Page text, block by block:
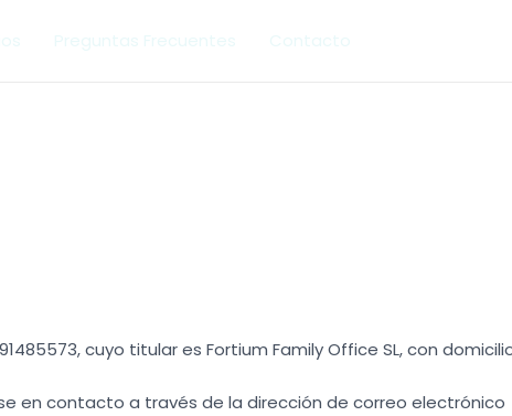
cuyo titular es Fortium Family Office SL, con
en contacto a través de la dirección de correo electrónico